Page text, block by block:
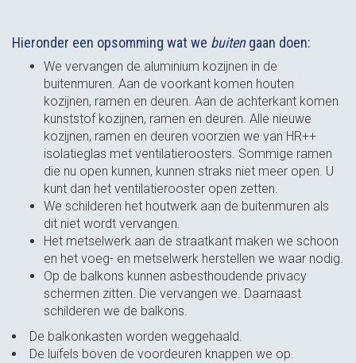
Hieronder een opsomming wat we buitengaan doen:
We vervangen de aluminium kozijnen in de
buitenmuren. Aan de voorkant komen houten
kozijnen, ramen en deuren. Aan de achterkant komen
kunststof kozijnen, ramen en deuren. Alle nieuwe
kozijnen, ramen en deuren voorzien we van HR++
isolatieglas met ventilatieroosters. Sommige ramen
die nu open kunnen, kunnen straks niet meer open. U
kunt dan het ventilatierooster open zetten.
We schilderen het houtwerk aan de buitenmuren als
dit niet wordt vervangen.
Het metselwerk aan de straatkant maken we schoon
en het voeg- en metselwerk herstellen we waar nodig.
Op de balkons kunnen asbesthoudende privacy
schermen zitten. Die vervangen we. Daarnaast
schilderen we de balkons.
De balkonkasten worden weggehaald.
De luifels boven de voordeuren knappen we op.